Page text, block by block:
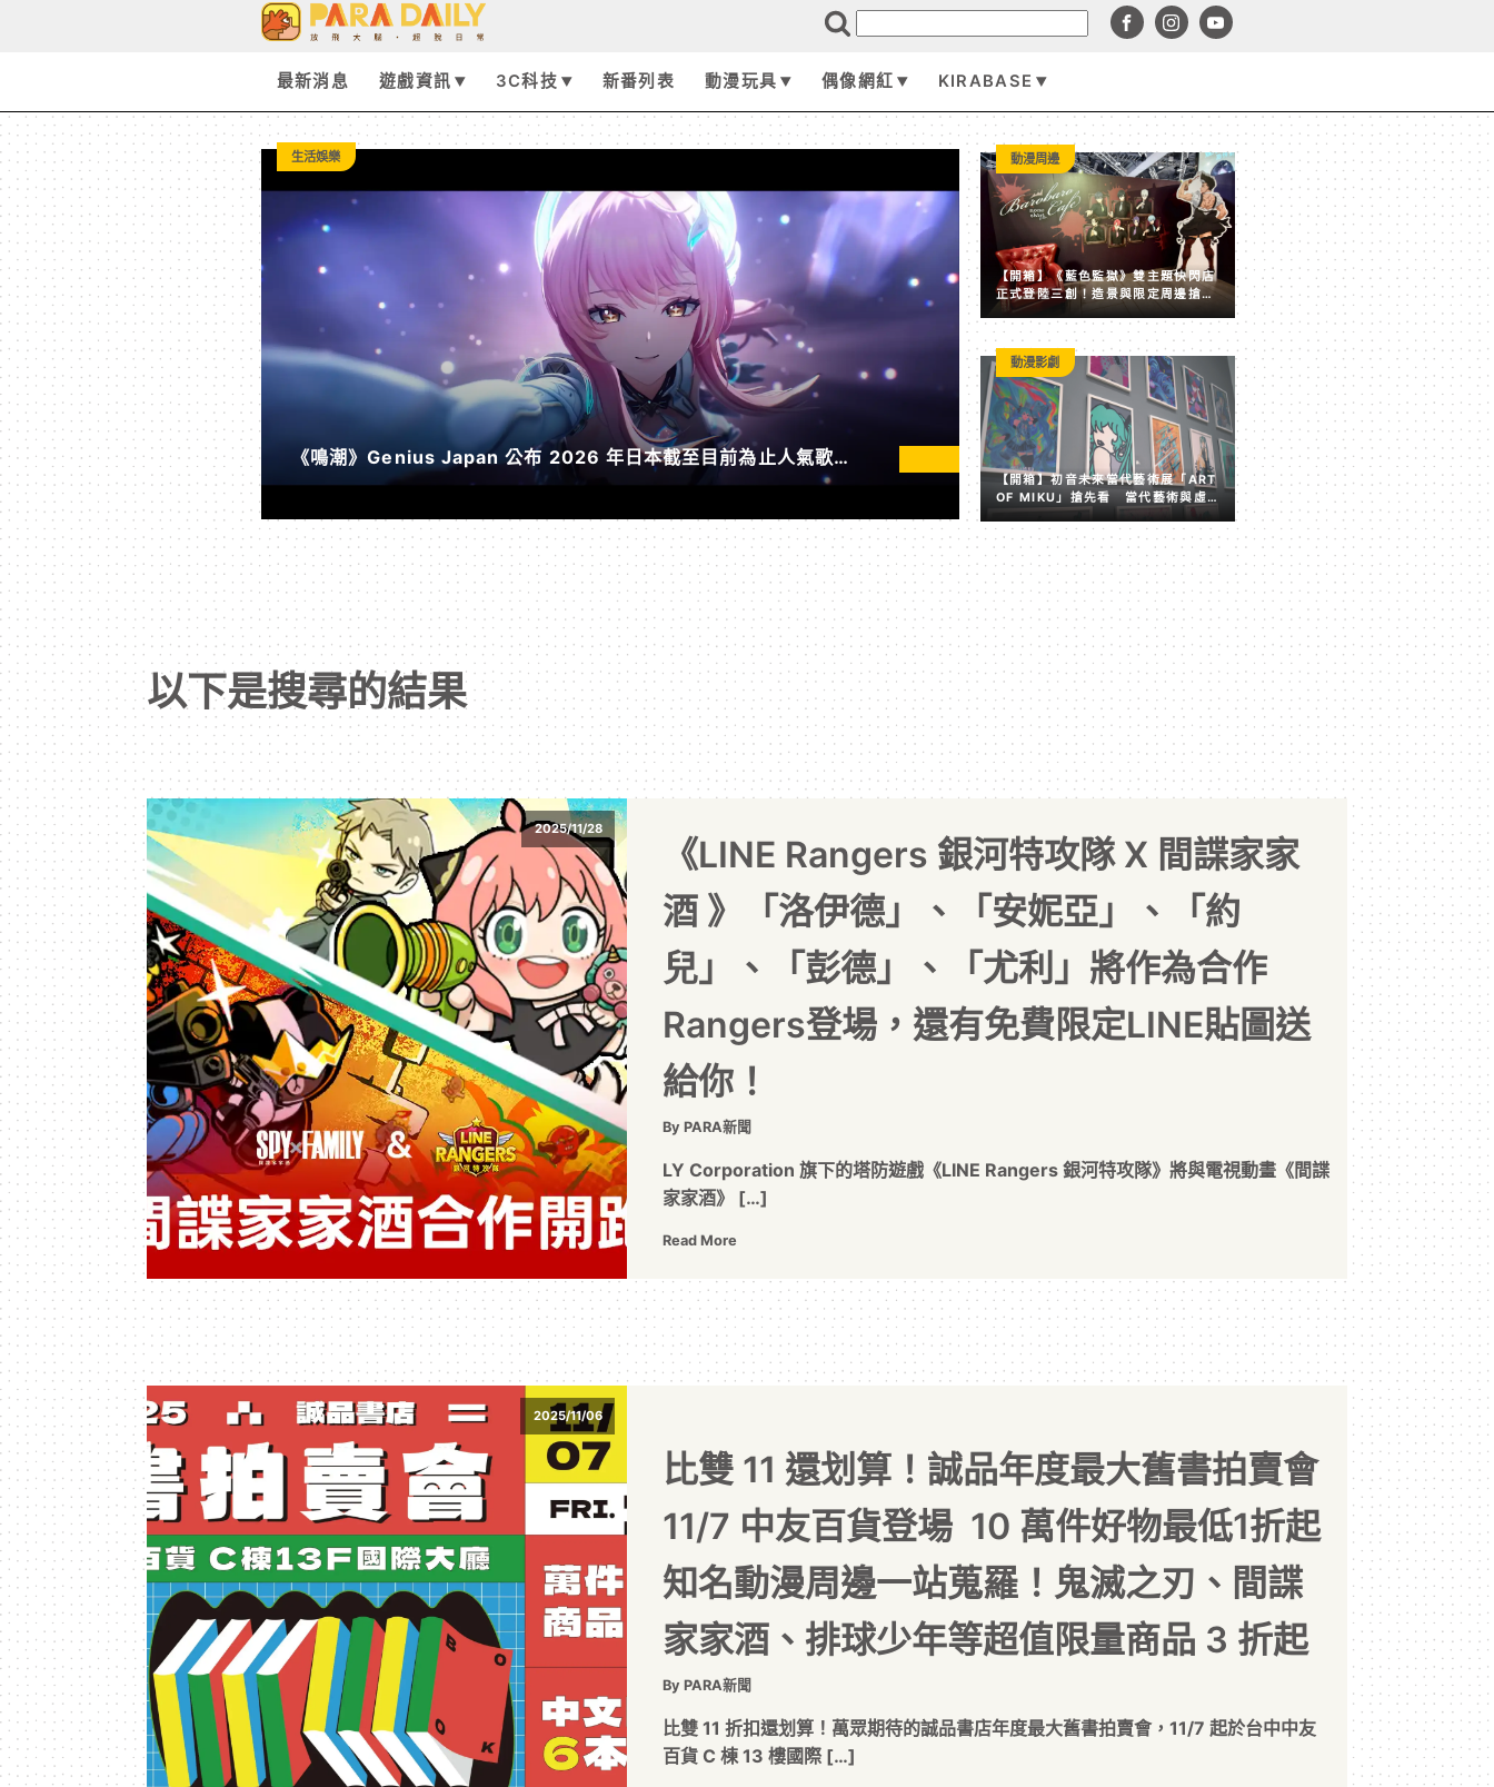
遊
戲
｜
動
漫
二
次
元
｜
3C
科
技
全
方
位
資
訊
平
台
最新消息 遊戲資訊 3C科技 新番列表 動漫玩具 偶像網紅 KIRABASE
生活娛樂
《鳴潮》Genius Japan 公布 2026 年日本截至目前為止人氣歌單
《遠航星的告別》&《自無垠處歸航之星》入榜
遊戲資訊
賣點全失！《塵白禁域》7 月手機營收跌破 5,000 美元
後玩家大量流失
【開箱】《藍色監獄》雙主題快閃店
正式登陸三創！造景與限定周邊搶先
看
動漫周邊
【開箱】初音未來當代藝術展「ART
OF MIKU」搶先看 當代藝術與虛
擬歌姬激盪出的全新火花
動漫影劇
以下是搜尋的結果
2025/11/28
《LINE Rangers 銀河特攻隊 X 間諜家家
酒 》「洛伊德」、「安妮亞」、「約
兒」、「彭德」、「尤利」將作為合作
Rangers登場，還有免費限定LINE貼圖送
給你！
By PARA新聞
LY Corporation 旗下的塔防遊戲《LINE Rangers 銀河特攻隊》將與電視動畫《間諜
家家酒》 […]
Read More
2025/11/06
比雙 11 還划算！誠品年度最大舊書拍賣會
11/7 中友百貨登場 10 萬件好物最低1折起
知名動漫周邊一站蒐羅！鬼滅之刃、間諜
家家酒、排球少年等超值限量商品 3 折起
By PARA新聞
比雙 11 折扣還划算！萬眾期待的誠品書店年度最大舊書拍賣會，11/7 起於台中中友
百貨 C 棟 13 樓國際 […]